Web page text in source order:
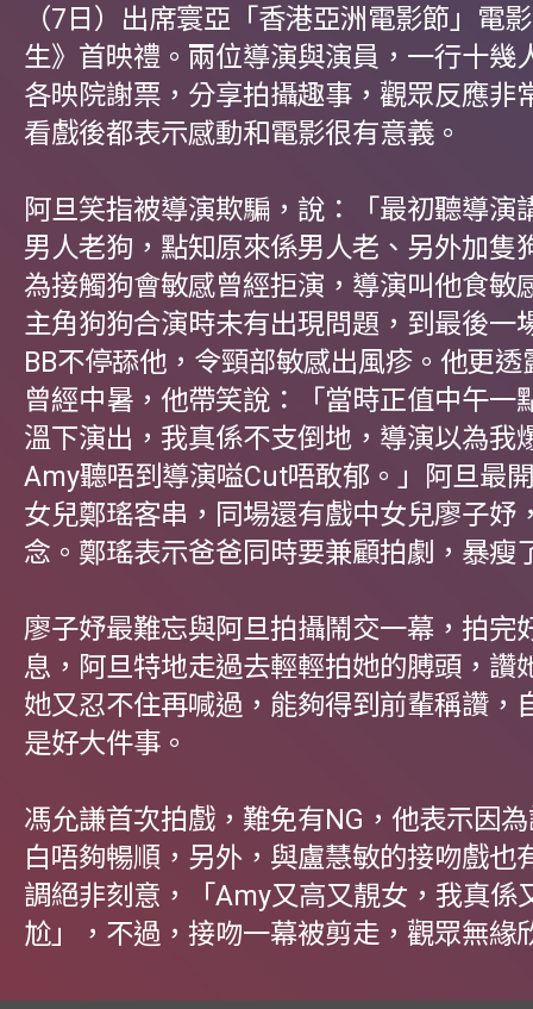
（7日）出席寰亞「香港亞洲電影節」電
生》首映禮。兩位導演與演員，一行十幾
各映院謝票，分享拍攝趣事，觀眾反應非
看戲後都表示感動和電影很有意義。
阿旦笑指被導演欺騙，說：「最初聽導演
男人老狗，點知原來係男人老、另外加隻
為接觸狗會敏感曾經拒演，導演叫他食敏
主角狗狗合演時未有出現問題，到最後一
BB不停舔他，令頸部敏感出風疹。他更
曾經中暑，他帶笑說：「當時正值中午一
溫下演出，我真係不支倒地，導演以為我
Amy聽唔到導演嗌Cut唔敢郁。」阿旦最
女兒鄭瑤客串，同場還有戲中女兒廖子妤
念。鄭瑤表示爸爸同時要兼顧拍劇，暴瘦
廖子妤最難忘與阿旦拍攝鬧交一幕，拍完
息，阿旦特地走過去輕輕拍她的膊頭，讚
她又忍不住再喊過，能夠得到前輩稱讚，
是好大件事。
馮允謙首次拍戲，難免有NG，他表示因
白唔夠暢順，另外，與盧慧敏的接吻戲也
調絕非刻意，「Amy又高又靚女，我真係
尬」，不過，接吻一幕被剪走，觀眾無緣